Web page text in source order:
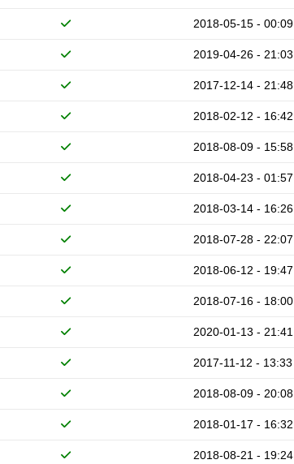
2018-05-15 - 00:09
2019-04-26 - 21:03
2017-12-14 - 21:48
2018-02-12 - 16:42
2018-08-09 - 15:58
2018-04-23 - 01:57
2018-03-14 - 16:26
2018-07-28 - 22:07
2018-06-12 - 19:47
2018-07-16 - 18:00
2020-01-13 - 21:41
2017-11-12 - 13:33
2018-08-09 - 20:08
2018-01-17 - 16:32
2018-08-21 - 19:24